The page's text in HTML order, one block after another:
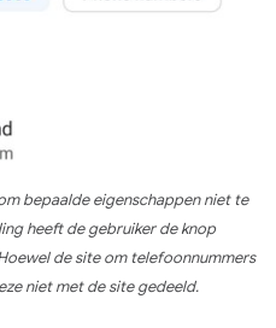
bepaalde eigenschappen niet te
heeft de gebruiker de knop
de site om telefoonnummers
niet met de site gedeeld.